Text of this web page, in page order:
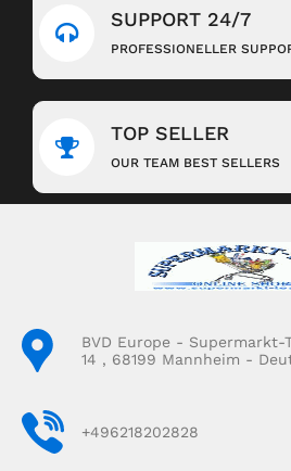
SUPPORT 24/7
PROFESSIONELLER
TOP SELLER
OUR TEAM BEST SELLERS
BVD Europe - Supermarkt-
14 , 68199 Mannheim -
+496218202828